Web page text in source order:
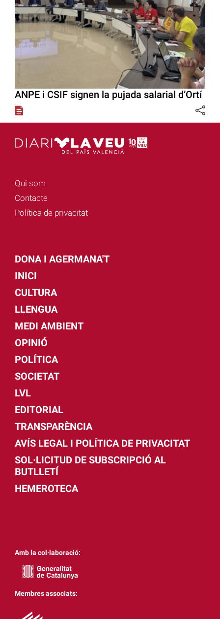
ANPE i CSIF signen la pujada salarial d’Ortí
Qui som
Contacte
Política de privacitat
DONA I AGERMANA'T
INICI
CULTURA
LLENGUA
MEDI AMBIENT
OPINIÓ
POLÍTICA
SOCIETAT
LVL
EDITORIAL
TRANSPARÈNCIA
AVÍS LEGAL I POLÍTICA DE PRIVACITAT
SOL·LICITUD DE SUBSCRIPCIÓ AL
BUTLLETÍ
HEMEROTECA
Amb la col·laboració:
Membres associats: